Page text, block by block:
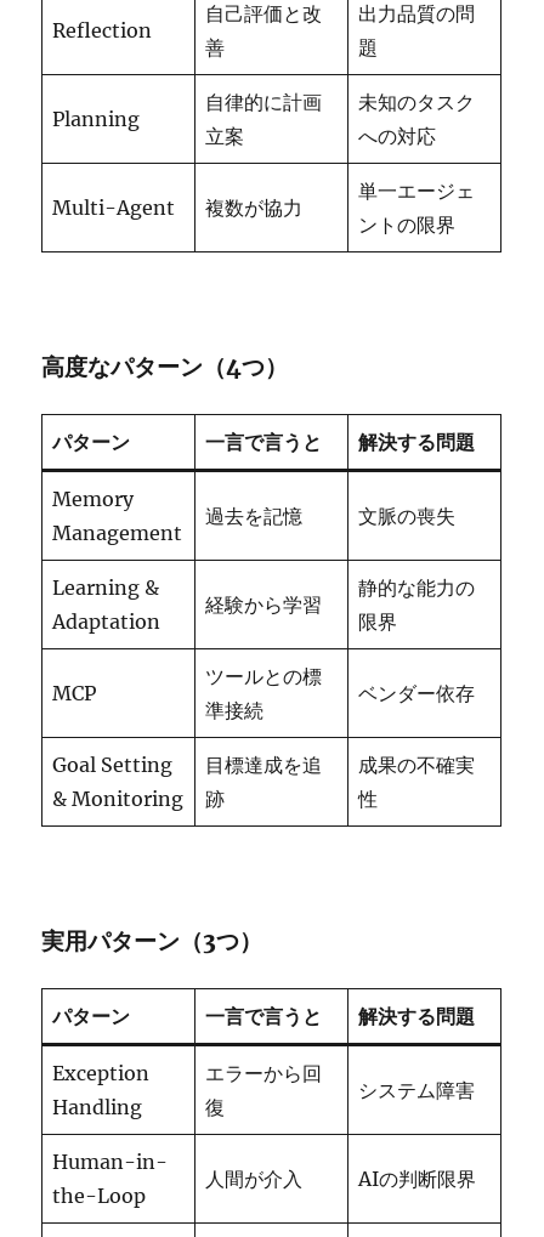
Reflection
自己評価と改
善
出力品質の問
題
Planning
自律的に計画
立案
未知のタスク
への対応
Multi-Agent 複数が協力
単一エージェ
ントの限界
高度なパターン（4つ）
パターン 一言で言うと 解決する問題
Memory
Management
過去を記憶 文脈の喪失
Learning &
Adaptation
経験から学習
静的な能力の
限界
MCP
ツールとの標
準接続
ベンダー依存
Goal Setting
& Monitoring
目標達成を追
跡
成果の不確実
性
実用パターン（3つ）
パターン 一言で言うと 解決する問題
Exception
Handling
エラーから回
復
システム障害
Human-in-
the-Loop
人間が介入 AIの判断限界